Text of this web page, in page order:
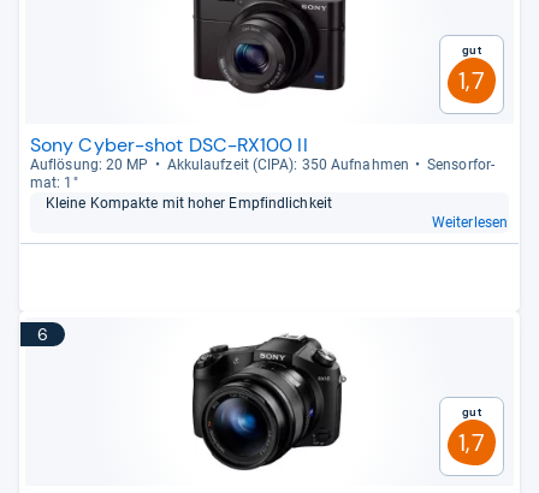
Gut
1,7
Sony Cyber-shot DSC-RX100 II
Auf­lö­sung: 20 MP Akku­lauf­zeit (CIPA): 350 Auf­nah­men
Sen­sor­for­
mat: 1"
Kleine Kom­pakte mit hoher Emp­find­lich­keit
Weiterlesen
6
Gut
1,7